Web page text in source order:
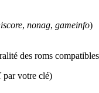
, nonag, gameinfo)
des roms
par votre clé)